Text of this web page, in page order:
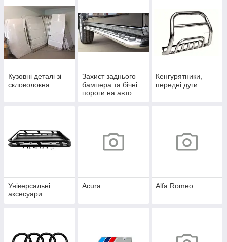
Кузовні деталі зі
скловолокна
Захист заднього
бампера та бічні
пороги на авто
Кенгурятники,
передні дуги
Універсальні
аксесуари
Acura Alfa Romeo